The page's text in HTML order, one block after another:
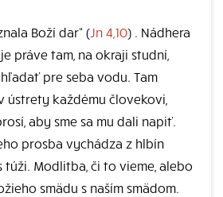
Boží dar“ ( Jn 4,10) . Nádhera
práve tam, na okraji studní,
pre seba vodu. Tam
ústrety každému človekovi,
aby sme sa mu dali napiť.
prosba vychádza z hlbín
túži. Modlitba, či to vieme, alebo
smädu s naším smädom.